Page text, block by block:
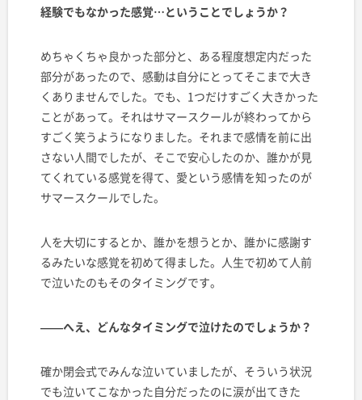
経験でもなかった感覚…ということでしょうか？
めちゃくちゃ良かった部分と、ある程度想定内だった
部分があったので、感動は自分にとってそこまで大き
くありませんでした。でも、1つだけすごく大きかった
ことがあって。それはサマースクールが終わってから
すごく笑うようになりました。それまで感情を前に出
さない人間でしたが、そこで安心したのか、誰かが見
てくれている感覚を得て、愛という感情を知ったのが
サマースクールでした。
人を大切にするとか、誰かを想うとか、誰かに感謝す
るみたいな感覚を初めて得ました。人生で初めて人前
で泣いたのもそのタイミングです。
——へえ、どんなタイミングで泣けたのでしょうか？
確か閉会式でみんな泣いていましたが、そういう状況
でも泣いてこなかった自分だったのに涙が出てきた